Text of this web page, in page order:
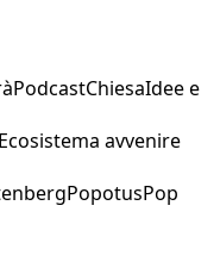
PodcastChiesaIdee e
Ecosistema avvenire
PopotusPop